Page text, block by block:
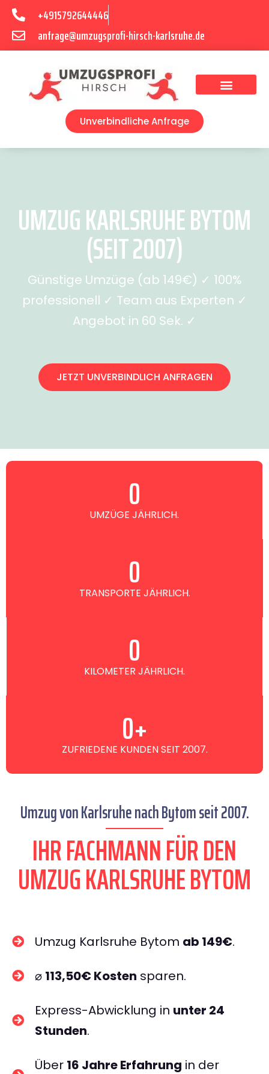
+4915792644446
anfrage@umzugsprofi-hirsch-karlsruhe.de
Unverbindliche Anfrage
UMZUG KARLSRUHE BYTOM
(SEIT 2007)
Günstige Umzüge (ab 149€) ✓ 100%
professionell ✓ Team aus Experten ✓
Angebot in 60 Sek. ✓
JETZT UNVERBINDLICH ANFRAGEN
UMZÜGE JÄHRLICH.
0
TRANSPORTE JÄHRLICH.
0
KILOMETER JÄHRLICH.
0
ZUFRIEDENE KUNDEN SEIT 2007.
0+
Umzug von Karlsruhe nach Bytom seit 2007.
IHR FACHMANN FÜR DEN
UMZUG KARLSRUHE BYTOM
Umzug Karlsruhe Bytom ab 149€.
⌀ 113,50€ Kosten sparen.
Express-Abwicklung in unter 24
Stunden.
Über 16 Jahre Erfahrung in der